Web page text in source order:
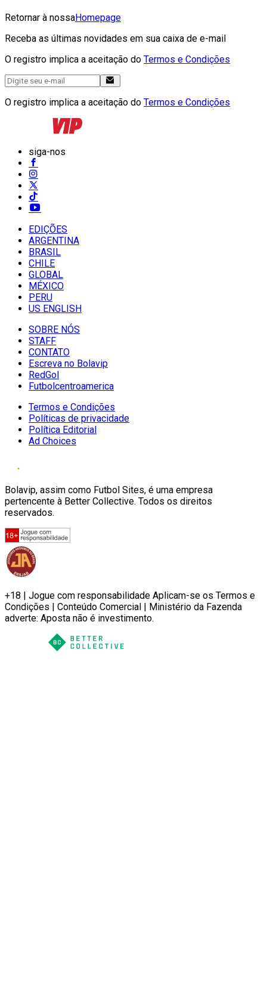
Retornar à nossaHomepage
Receba as últimas novidades em sua caixa de e-mail
O registro implica a aceitação do Termos e Condições
O registro implica a aceitação do Termos e Condições
siga-nos
EDIÇÕES
ARGENTINA
BRASIL
CHILE
GLOBAL
MÉXICO
PERU
US ENGLISH
SOBRE NÓS
STAFF
CONTATO
Escreva no Bolavip
RedGol
Futbolcentroamerica
Termos e Condições
Políticas de privacidade
Política Editorial
Ad Choices
Bolavip, assim como Futbol Sites, é uma empresa
pertencente à Better Collective. Todos os direitos
reservados.
+18 | Jogue com responsabilidade Aplicam-se os Termos e
Condições | Conteúdo Comercial | Ministério da Fazenda
adverte: Aposta não é investimento.